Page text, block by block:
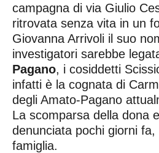
campagna di via Giulio
ritrovata senza vita in un
Giovanna Arrivoli il suo
investigatori sarebbe
Pagano, i cosiddetti
infatti è la cognata di
degli Amato-Pagano
La scomparsa della dona
denunciata pochi giorni
famiglia.